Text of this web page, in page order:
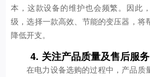
本，这款设备的维护也会频繁。因此
级，选择一款高效、节能的变压器，将
降低开支。
4. 关注产品质量及售后服务
在电力设备选购的过程中，产品质